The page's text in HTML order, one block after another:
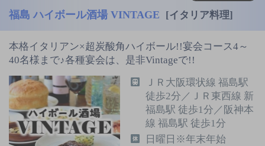
福島 ハイボール酒場 VINTAGE [イタリア料理]
本格イタリアン×超炭酸角ハイボール!!宴会コース4～
40名様まで♪各種宴会は、是非Vintageで!!
ＪＲ大阪環状線 福島駅
徒歩2分／ＪＲ東西線 新
福島駅 徒歩1分／阪神本
線 福島駅 徒歩1分
日曜日※年末年始